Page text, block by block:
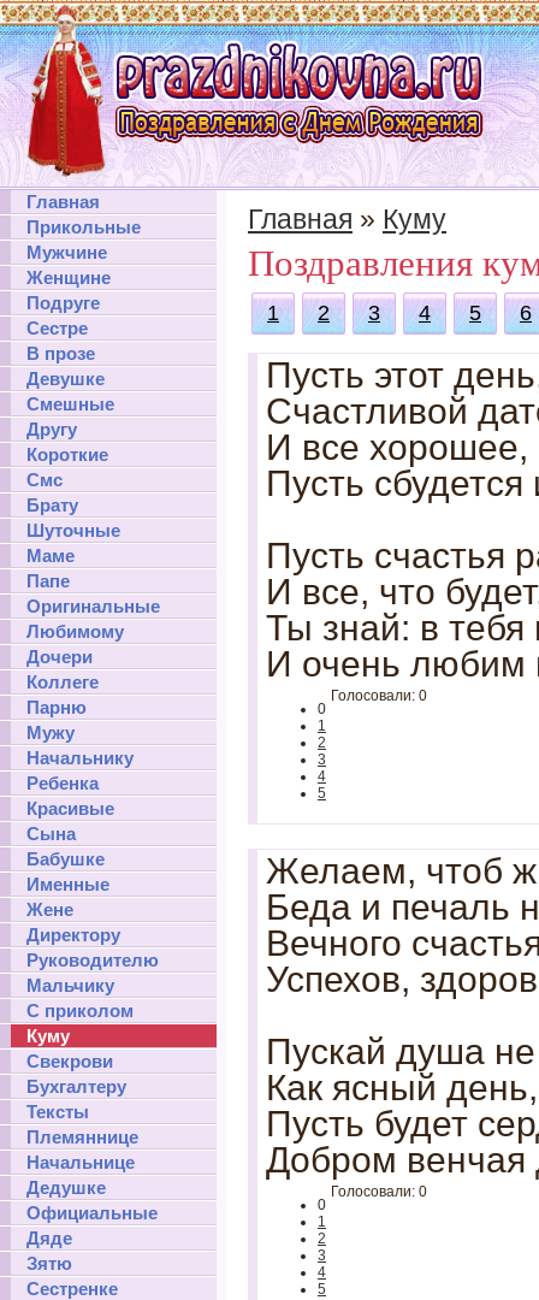
Главная
Прикольные
Мужчине
Женщине
Подруге
Сестре
В прозе
Девушке
Смешные
Другу
Короткие
Смс
Брату
Шуточные
Маме
Папе
Оригинальные
Любимому
Дочери
Коллеге
Парню
Мужу
Начальнику
Ребенка
Красивые
Сына
Бабушке
Именные
Жене
Директору
Руководителю
Мальчику
С приколом
Куму
Свекрови
Бухгалтеру
Тексты
Племяннице
Начальнице
Дедушке
Официальные
Дяде
Зятю
Сестренке
Главная » Куму
Поздравления
1 2 3 4 5 6
Пусть этот
Счастливой
И все
Пусть сбудется
Пусть счастья
И все, что
Ты знай: в
И очень любим
0
1
2
3
4
5
Голосовали: 0
Желаем, чтоб
Беда и печаль
Вечного
Успехов,
Пускай душа
Как ясный
Пусть будет
Добром венчая
0
1
2
3
4
5
Голосовали: 0